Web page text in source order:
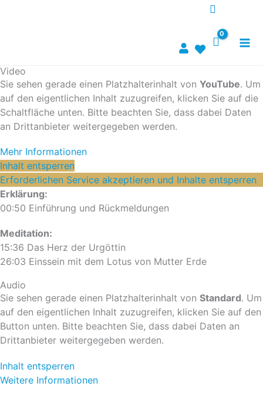
Video
Sie sehen gerade einen Platzhalterinhalt von YouTube. Um
auf den eigentlichen Inhalt zuzugreifen, klicken Sie auf die
Schaltfläche unten. Bitte beachten Sie, dass dabei Daten
an Drittanbieter weitergegeben werden.
Mehr Informationen
Inhalt entsperren
Erforderlichen Service akzeptieren und Inhalte entsperren
Erklärung:
00:50 Einführung und Rückmeldungen
Meditation:
15:36 Das Herz der Urgöttin
26:03 Einssein mit dem Lotus von Mutter Erde
Audio
Sie sehen gerade einen Platzhalterinhalt von Standard. Um
auf den eigentlichen Inhalt zuzugreifen, klicken Sie auf den
Button unten. Bitte beachten Sie, dass dabei Daten an
Drittanbieter weitergegeben werden.
Inhalt entsperren
Weitere Informationen